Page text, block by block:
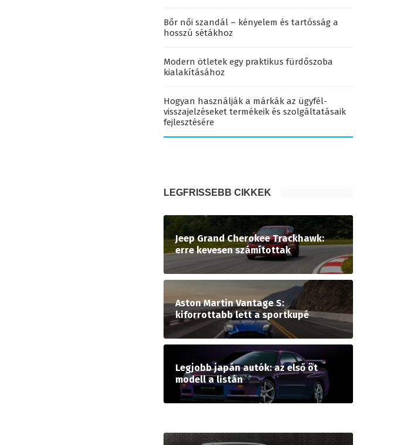
Bőr női szandál – kényelem és tartósság a
hosszú sétákhoz
Modern ötletek egy praktikus fürdőszoba
kialakításához
Hogyan használják a márkák az ügyfél-
visszajelzéseket termékeik és szolgáltatásaik
fejlesztésére
LEGFRISSEBB CIKKEK
Jeep Grand Cherokee Trackhawk:
erre kevesen számítottak
Aston Martin Vantage S:
kiforrottabb lett a sportkupé
Legjobb japán autók: az első öt
modell a listán